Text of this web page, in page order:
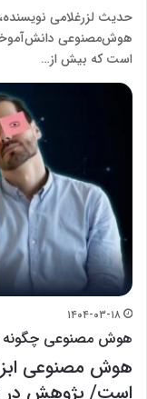
حدیث لزرغلامی
هوش‌مصنوعی
است که بیش از…
۱۴۰۴-۰۳-۱۸
هوش مصنوعی چگونه
هوش مصنوعی
است/ پژوهش در